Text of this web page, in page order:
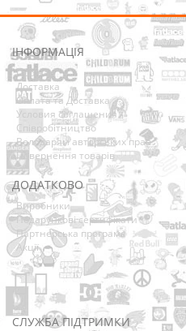
ІНФОРМАЦІЯ
Про нас
Доставка
Оплата та Доставка
Условия соглашения
Співробітництво
Володарям авторських прав
Повернення товарів
ДОДАТКОВО
Виробники
Подарункові сертифікати
Партнерська програма
Акції
СЛУЖБА ПІДТРИМКИ